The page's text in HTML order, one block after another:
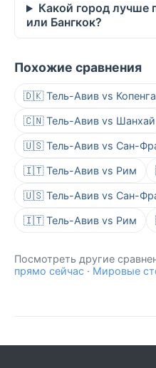
Какой город лучше
или Бангкок?
Похожие сравнения
🇩🇰 Тель-Авив vs
🇨🇳 Тель-Авив vs Шанхай
🇺🇸 Тель-Авив vs Сан-
🇮🇹 Тель-Авив vs Рим
🇺🇸 Тель-Авив vs Сан-
🇮🇹 Тель-Авив vs Рим
Посмотреть другие
прямо сейчас · Мировые